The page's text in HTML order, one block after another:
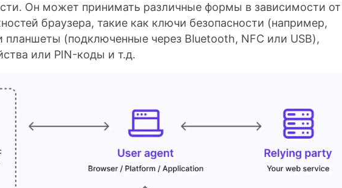
Он может принимать различные формы в зависимости от
браузера, такие как ключи безопасности (например,
планшеты (подключенные через Bluetooth, NFC или USB),
или PIN-коды и т.д.